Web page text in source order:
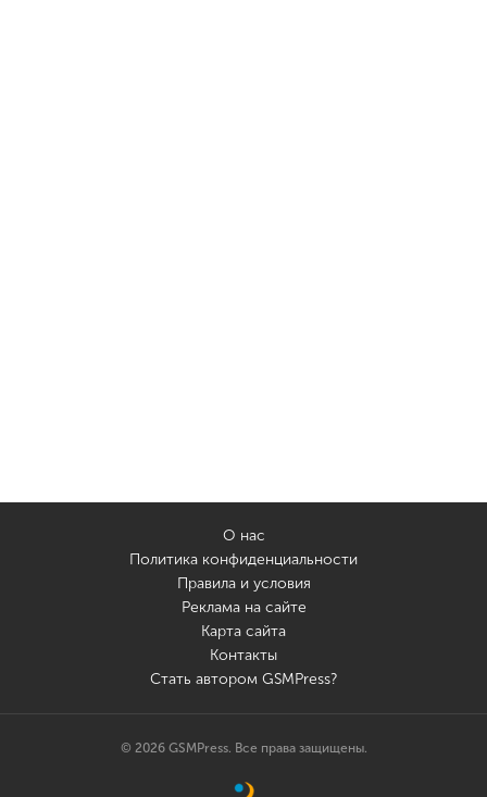
О нас
Политика конфиденциальности
Правила и условия
Реклама на сайте
Карта сайта
Контакты
Стать автором GSMPress?
© 2026 GSMPress. Все права защищены.